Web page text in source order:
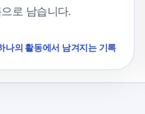
로 남습니다.
나의 활동에서 남겨지는 기록